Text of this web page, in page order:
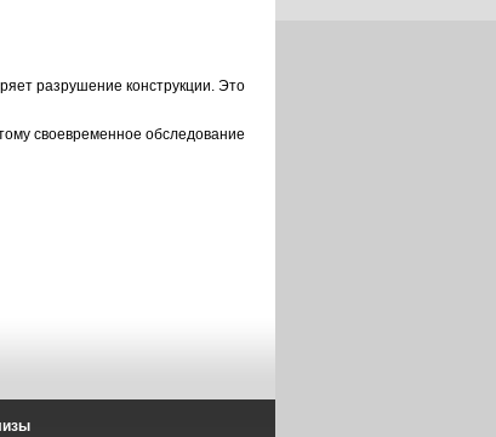
разрушение конструкции. Это
своевременное обследование